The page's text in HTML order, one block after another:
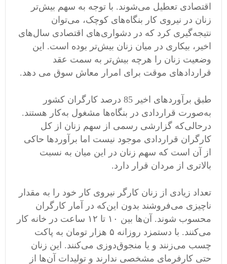
اقتصادی تعطیل می‌شوند. با توجه به سهم بیش‌تر
زنان در نیروی کار بنگاه‌های کوچک، می‌توان
نتیجه‌گیری کرد که در دشواری‌های اقتصادی سال‌های
اخیر، بیکاری در میان زنان بیش‌تر بوده است. این
وضعیت زنان را هرچه بیش‌تر به سمت عقد
قراردادهای موقت برای امرار معاش سوق می دهد.
طبق برآوردهای اخیر 85 درصد کارگران کشور
به‌صورت قراردادی در بنگاه‌ها مشغول به‌کار هستند.
درحالی‌که گزارشی رسمی از سهم زنان از کل
کارگران قراردادی موجود نیست اما برآوردها حاکی
از آن است که سهم زنان در این میان به نسبت
بالاتری از مردان قرار دارد.
تعداد زیادی از زنان کارگر نیروی کار خود را به مقدار
ناچیزی می‌فروشند بدون این‌که در آمار کارگران
محسوب شوند. آن‌ها بین ۱۰ تا ۱۲ ساعت در خانه کار
می‌کنند. با دستمزد روزانه ۵ هزار تومان به پاکت
چسب می‌زنند و یا منجوق‌دوزی می‌کنند. این زنان
حتی کارفرمای مشخصی ندارند و تولیدات آن‌ها از